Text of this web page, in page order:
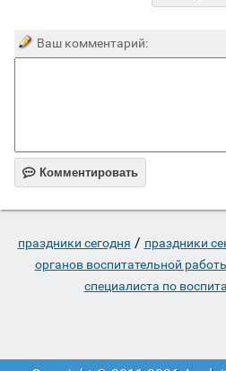
Ваш комментарий:
 Комментировать
праздники сегодня / праздники
органов воспитательной
специалиста по